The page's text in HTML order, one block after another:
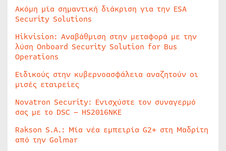
Ακόμη μία σημαντική διάκριση για την ESA
Security Solutions
Hikvision: Αναβάθμιση στην μεταφορά με την
λύση Onboard Security Solution for Bus
Operations
Ειδικούς στην κυβερνοασφάλεια αναζητούν οι
μισές εταιρείες
Novatron Security: Ενισχύστε τον συναγερμό
σας με το DSC – HS2016NKE
Rakson S.A.: Μία νέα εμπειρία G2+ στη Μαδρίτη
από την Golmar